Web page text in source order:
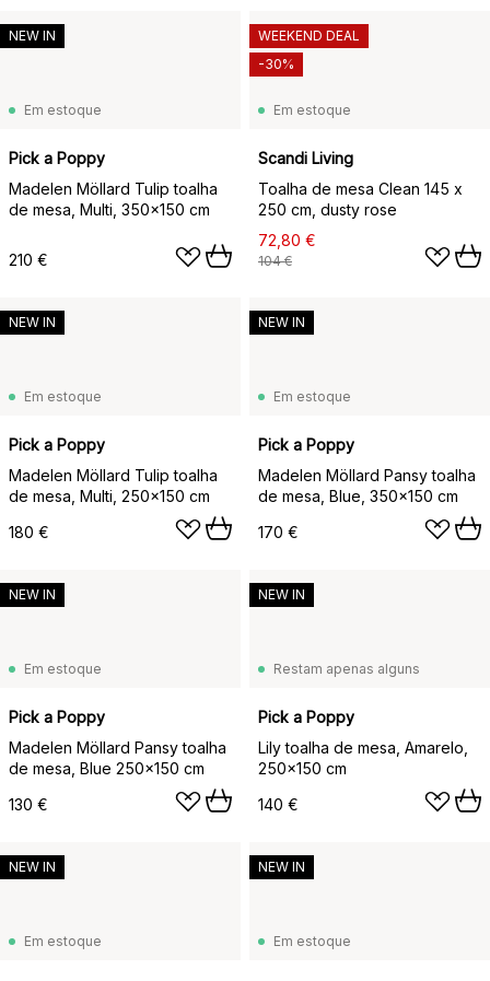
Em estoque
Pick a Poppy
Madelen Möllard Tulip toalha
de mesa, Multi, 350x150 cm
210 €
NEW IN
Em estoque
Scandi Living
Toalha de mesa Clean 145 x
250 cm, dusty rose
72,80 €
104 €
WEEKEND DEAL
-30%
Em estoque
Pick a Poppy
Madelen Möllard Tulip toalha
de mesa, Multi, 250x150 cm
180 €
NEW IN
Em estoque
Pick a Poppy
Madelen Möllard Pansy toalha
de mesa, Blue, 350x150 cm
170 €
NEW IN
Em estoque
Pick a Poppy
Madelen Möllard Pansy toalha
de mesa, Blue 250x150 cm
130 €
NEW IN
Restam apenas alguns
Pick a Poppy
Lily toalha de mesa, Amarelo,
250x150 cm
140 €
NEW IN
Em estoque
NEW IN
Em estoque
NEW IN